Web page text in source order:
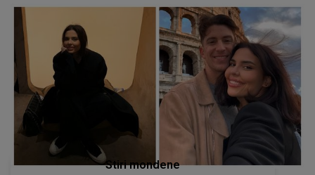
Stiri mondene